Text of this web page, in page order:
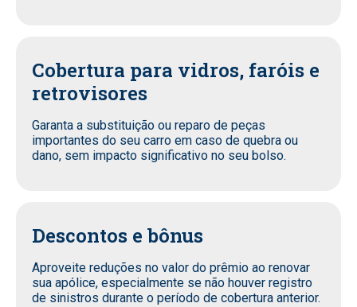
Cobertura para vidros, faróis e
retrovisores
Garanta a substituição ou reparo de peças
importantes do seu carro em caso de quebra ou
dano, sem impacto significativo no seu bolso.
Descontos e bônus
Aproveite reduções no valor do prêmio ao renovar
sua apólice, especialmente se não houver registro
de sinistros durante o período de cobertura anterior.